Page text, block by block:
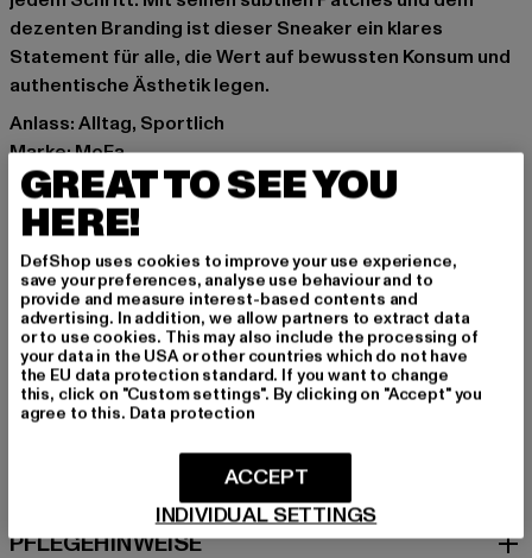
dezenten Branding ist dieser Sneaker ein klares
Statement für alle, die Wert auf bewussten Konsum und
authentische Ästhetik legen.
Anlass: Alltag, Sportlich
Marke: MoEa
Kat.: Sneakers Low
Farbe: schwarz
Hersteller Farbe: black
Obermaterial: sonstiges Material
Innenfutter: Textil
Art.Nr: BASGN405-00007
Hersteller: MOEA SAS |Support@moea.io
RUE DES HALLES 15 | 75001 Paris | FR
GRÖSSE & PASSFORM
PFLEGEHINWEISE
GREAT TO SEE YOU
HERE!
DefShop uses cookies to improve your use experience,
save your preferences, analyse use behaviour and to
provide and measure interest-based contents and
advertising. In addition, we allow partners to extract data
or to use cookies. This may also include the processing of
your data in the USA or other countries which do not have
the EU data protection standard. If you want to change
this, click on "Custom settings". By clicking on "Accept" you
agree to this. Data protection
INDIVIDUAL SETTINGS
ACCEPT